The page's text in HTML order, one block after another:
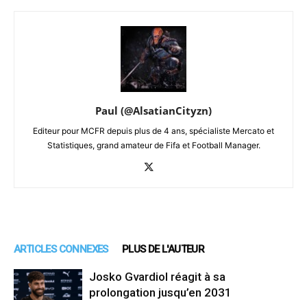
Paul (@AlsatianCityzn)
Editeur pour MCFR depuis plus de 4 ans, spécialiste Mercato et
Statistiques, grand amateur de Fifa et Football Manager.
ARTICLES CONNEXES PLUS DE L'AUTEUR
Josko Gvardiol réagit à sa
prolongation jusqu’en 2031